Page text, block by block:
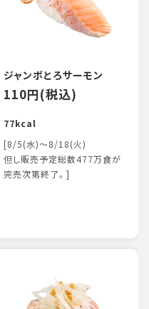
ジャンボとろサーモン
110円(税込)
77kcal
[8/5(水)～8/18(火)
但し販売予定総数477万食が
完売次第終了。]